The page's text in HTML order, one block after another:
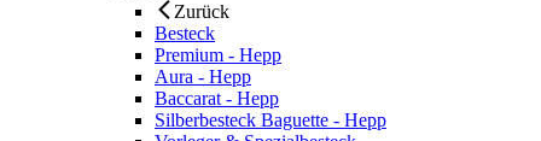
Zurück
Besteck
Premium - Hepp
Aura - Hepp
Baccarat - Hepp
Silberbesteck Baguette - Hepp